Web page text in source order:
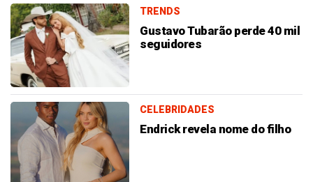
TRENDS
Gustavo Tubarão perde 40 mil
seguidores
CELEBRIDADES
Endrick revela nome do filho